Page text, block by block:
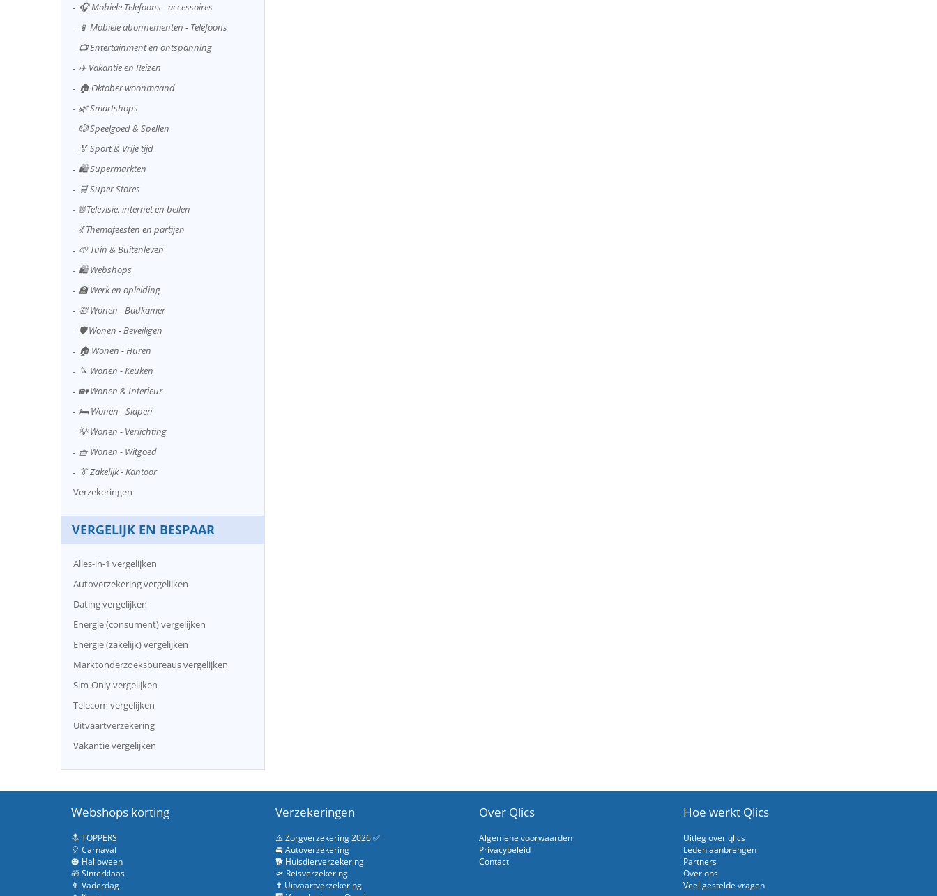
🎧 Mobiele Telefoons - accessoires
📱 Mobiele abonnementen - Telefoons
📺 Entertainment en ontspanning
✈️ Vakantie en Reizen
🏠 Oktober woonmaand
🌿 Smartshops
🎲 Speelgoed & Spellen
🏅 Sport & Vrije tijd
🛍️ Supermarkten
🛒 Super Stores
🌐 Televisie, internet en bellen
💃 Themafeesten en partijen
🌱 Tuin & Buitenleven
🛍️ Webshops
🏫 Werk en opleiding
🛀 Wonen - Badkamer
🛡️ Wonen - Beveiligen
🏠 Wonen - Huren
🔪 Wonen - Keuken
🏡 Wonen & Interieur
🛏️ Wonen - Slapen
💡 Wonen - Verlichting
🧺 Wonen - Witgoed
👔 Zakelijk - Kantoor
Verzekeringen
VERGELIJK EN BESPAAR
Alles-in-1 vergelijken
Autoverzekering vergelijken
Dating vergelijken
Energie (consument) vergelijken
Energie (zakelijk) vergelijken
Marktonderzoeksbureaus vergelijken
Sim-Only vergelijken
Telecom vergelijken
Uitvaartverzekering
Vakantie vergelijken
Webshops korting
🔝 TOPPERS
🎈 Carnaval
🎃 Halloween
🎁 Sinterklaas
👨 Vaderdag
Verzekeringen
⚠️ Zorgverzekering 2026 ✅
🚘 Autoverzekering
🐕 Huisdierverzekering
🛫 Reisverzekering
✝️ Uitvaartverzekering
Over Qlics
Algemene voorwaarden
Privacybeleid
Contact
Hoe werkt Qlics
Uitleg over qlics
Leden aanbrengen
Partners
Over ons
Veel gestelde vragen